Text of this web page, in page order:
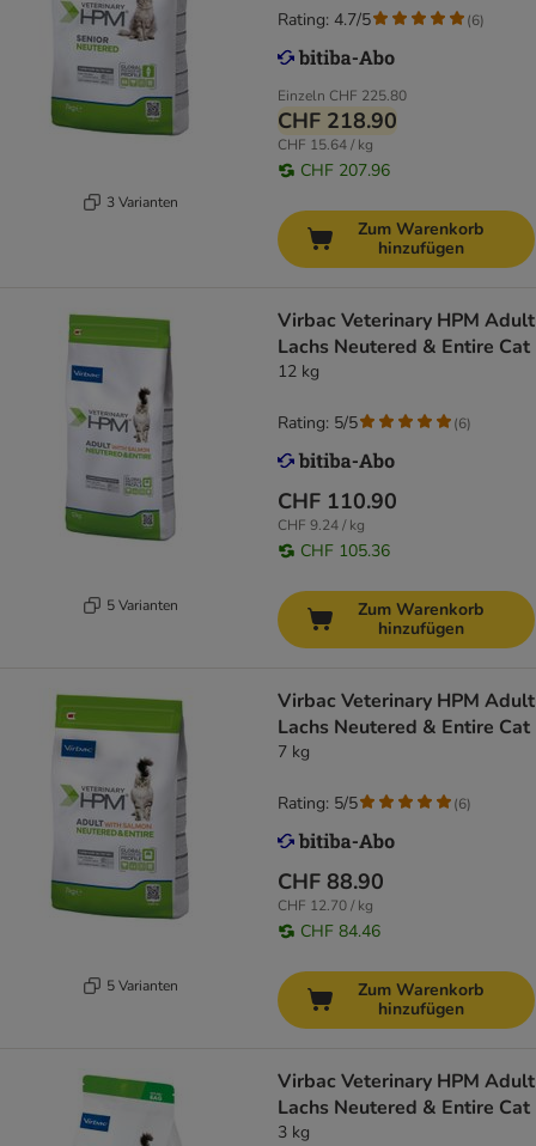
3 Varianten
Einzeln CHF 225.80
CHF 218.90
CHF 15.64 / kg
CHF 207.96
Rating: 4.7/5 (6)
Zum Warenkorb
hinzufügen
5 Varianten
Virbac Veterinary HPM Adult
Lachs Neutered & Entire Cat
12 kg
CHF 110.90
CHF 9.24 / kg
CHF 105.36
Rating: 5/5 (6)
Zum Warenkorb
hinzufügen
5 Varianten
Virbac Veterinary HPM Adult
Lachs Neutered & Entire Cat
7 kg
CHF 88.90
CHF 12.70 / kg
CHF 84.46
Rating: 5/5 (6)
Zum Warenkorb
hinzufügen
Virbac Veterinary HPM Adult
Lachs Neutered & Entire Cat
3 kg